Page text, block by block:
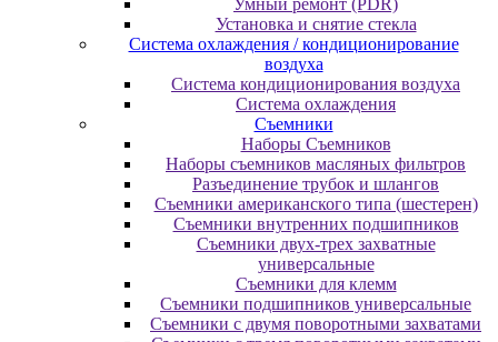
Умный ремонт (PDR)
Установка и снятие стекла
Система охлаждения / кондиционирование
воздуха
Система кондиционирования воздуха
Система охлаждения
Съемники
Наборы Съемников
Наборы съемников масляных фильтров
Разъединение трубок и шлангов
Съемники американского типа (шестерен)
Съемники внутренних подшипников
Съемники двух-трех захватные
универсальные
Съемники для клемм
Съемники подшипников универсальные
Съемники с двумя поворотными захватами